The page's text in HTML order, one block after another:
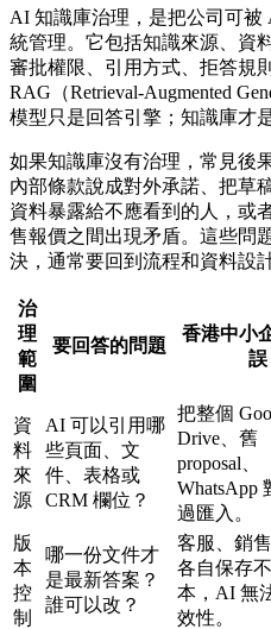
AI 知識庫治理，是把公司可
統管理。它包括知識來源、資
審批權限、引用方式、拒答規
RAG（Retrieval-Augmented
模型只是回答引擎；知識庫才
如果知識庫沒有治理，常見後
內部條款說成對外承諾、把草
資料暴露給不應看到的人，或
售報價之間出現矛盾。這些問
決，通常要回到流程和資料設計
治
理
範
圍
要回答的問題
香港中小
誤
資
料
來
源
AI 可以引用哪
些頁面、文
件、表格或
CRM 欄位？
把整個
Drive、舊
proposal、
WhatsApp
過匯入。
版
本
控
制
哪一份文件才
是最新答案？
誰可以改？
客服、銷
各自保存
本，AI 無
效性。